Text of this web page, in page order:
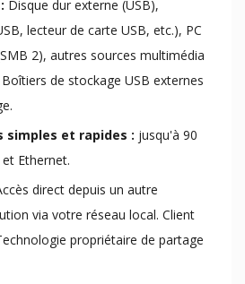
Disque dur externe (USB),
lecteur de carte USB, etc.), PC
2), autres sources multimédia
de stockage USB externes
et rapides : jusqu'à 90
Ethernet.
direct depuis un autre
via votre réseau local. Client
propriétaire de partage